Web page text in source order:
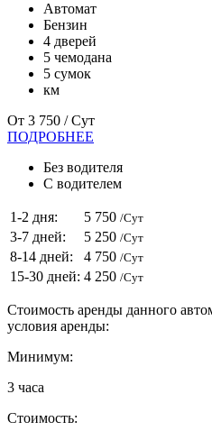
Автомат
Бензин
4 дверей
5 чемодана
5 сумок
км
От 3 750 / Сут
ПОДРОБНЕЕ
Без водителя
С водителем
1-2 дня: 5 750 /Сут
3-7 дней: 5 250 /Сут
8-14 дней: 4 750 /Сут
15-30 дней: 4 250 /Сут
Стоимость аренды данного
условия аренды:
Минимум:
3 часа
Стоимость: